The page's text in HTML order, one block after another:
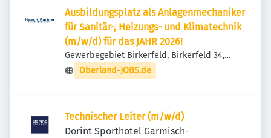
Ausbildungsplatz als Anlagenmechaniker
für Sanitär-, Heizungs- und Klimatechnik
(m/w/d) für das JAHR 2026!
Gewerbegebiet Birkerfeld, Birkerfeld 34,
83627 Warngau, Deutschland
Oberland-JOBS.de
Technischer Leiter (m/w/d)
Dorint Sporthotel Garmisch-